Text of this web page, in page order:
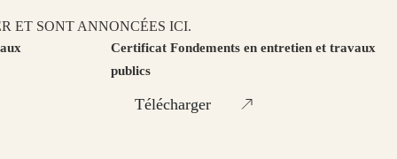
ET SONT ANNONCÉES ICI.
Certificat Fondements en entretien et travaux
publics
Télécharger